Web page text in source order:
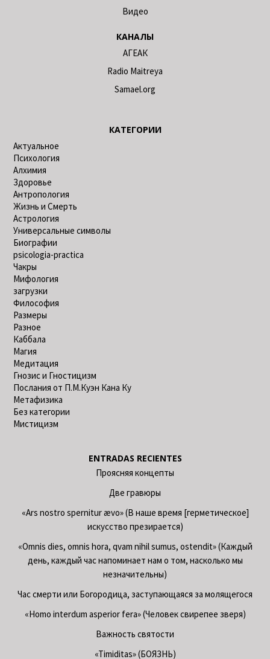
Видео
КАНАЛЫ
АГЕАК
Radio Maitreya
Samael.org
КАТЕГОРИИ
Актуальное
Психология
Алхимия
Здоровье
Антропология
Жизнь и Смерть
Астрология
Универсальные символы
Биографии
psicologia-practica
Чакры
Мифология
загрузки
Философия
Размеры
Разное
Каббала
Магия
Медитация
Гнозис и Гностицизм
Послания от П.М.Куэн Кана Ку
Метафизика
Без категории
Мистицизм
ENTRADAS RECIENTES
Проясняя концепты
Две гравюры
«Ars nostro spernitur ævo» (В наше время [герметическое]
искусство презирается)
«Omnis dies, omnis hora, qvam nihil sumus, ostendit» (Каждый
день, каждый час напоминает нам о том, насколько мы
незначительны)
Час смерти или Богородица, заступающаяся за молящегося
«Homo interdum asperior fera» (Человек свирепее зверя)
Важность святости
«Timiditas» (БОЯЗНЬ)